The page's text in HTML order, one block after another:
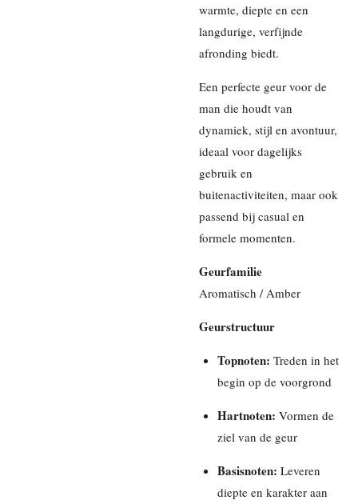
warmte, diepte en een
langdurige, verfijnde
afronding biedt.
Een perfecte geur voor de
man die houdt van
dynamiek, stijl en avontuur,
ideaal voor dagelijks
gebruik en
buitenactiviteiten, maar ook
passend bij casual en
formele momenten.
Geurfamilie
Aromatisch / Amber
Geurstructuur
Topnoten: Treden in het
begin op de voorgrond
Hartnoten: Vormen de
ziel van de geur
Basisnoten: Leveren
diepte en karakter aan